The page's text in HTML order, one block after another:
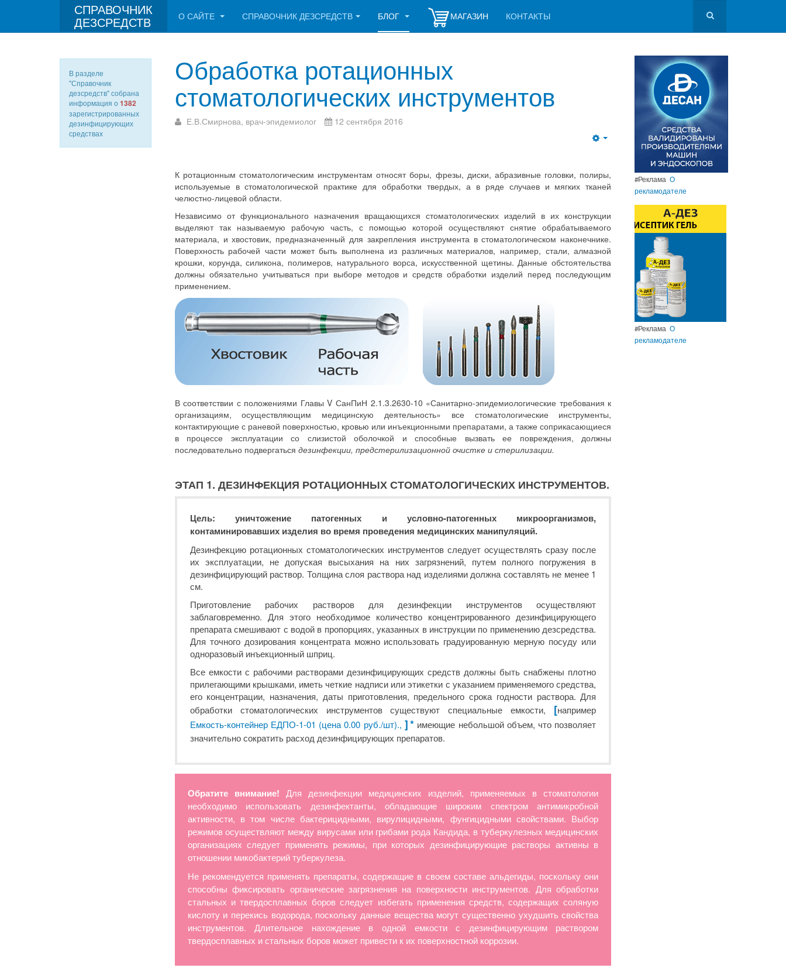
СПРАВОЧНИК
ДЕЗСРЕДСТВ О САЙТЕ СПРАВОЧНИК ДЕЗСРЕДСТВ БЛОГ МАГАЗИН КОНТАКТЫ
Обработка ротационных
стоматологических инструментов
Е.В.Смирнова, врач-эпидемиолог 12 сентября 2016
К ротационным стоматологическим инструментам относят боры, фрезы, диски, абразивные головки, полиры,
используемые в стоматологической практике для обработки твердых, а в ряде случаев и мягких тканей
челюстно-лицевой области.
Независимо от функционального назначения вращающихся стоматологических изделий в их конструкции
выделяют так называемую рабочую часть, с помощью которой осуществляют снятие обрабатываемого
материала, и хвостовик, предназначенный для закрепления инструмента в стоматологическом наконечнике.
Поверхность рабочей части может быть выполнена из различных материалов, например, стали, алмазной
крошки, корунда, силикона, полимеров, натурального ворса, искусственной щетины. Данные обстоятельства
должны обязательно учитываться при выборе методов и средств обработки изделий перед последующим
применением.
В соответствии с положениями Главы V СанПиН 2.1.3.2630-10 «Санитарно-эпидемиологические требования к
организациям, осуществляющим медицинскую деятельность» все стоматологические инструменты,
контактирующие с раневой поверхностью, кровью или инъекционными препаратами, а также соприкасающиеся
в процессе эксплуатации со слизистой оболочкой и способные вызвать ее повреждения, должны
последовательно подвергаться дезинфекции, предстерилизационной очистке и стерилизации.
ЭТАП 1. ДЕЗИНФЕКЦИЯ РОТАЦИОННЫХ СТОМАТОЛОГИЧЕСКИХ ИНСТРУМЕНТОВ.
Цель: уничтожение патогенных и условно-патогенных микроорганизмов,
контаминировавших изделия во время проведения медицинских манипуляций.
Дезинфекцию ротационных стоматологических инструментов следует осуществлять сразу после
их эксплуатации, не допуская высыхания на них загрязнений, путем полного погружения в
дезинфицирующий раствор. Толщина слоя раствора над изделиями должна составлять не менее 1
см.
Приготовление рабочих растворов для дезинфекции инструментов осуществляют
заблаговременно. Для этого необходимое количество концентрированного дезинфицирующего
препарата смешивают с водой в пропорциях, указанных в инструкции по применению дезсредства.
Для точного дозирования концентрата можно использовать градуированную мерную посуду или
одноразовый инъекционный шприц.
Все емкости с рабочими растворами дезинфицирующих средств должны быть снабжены плотно
прилегающими крышками, иметь четкие надписи или этикетки с указанием применяемого средства,
его концентрации, назначения, даты приготовления, предельного срока годности раствора. Для
обработки стоматологических инструментов существуют специальные емкости, [например
Емкость-контейнер ЕДПО-1-01 (цена 0.00 руб./шт)., ]*имеющие небольшой объем, что позволяет
значительно сократить расход дезинфицирующих препаратов.
Обратите внимание! Для дезинфекции медицинских изделий, применяемых в стоматологии
необходимо использовать дезинфектанты, обладающие широким спектром антимикробной
активности, в том числе бактерицидными, вирулицидными, фунгицидными свойствами. Выбор
режимов осуществляют между вирусами или грибами рода Кандида, в туберкулезных медицинских
организациях следует применять режимы, при которых дезинфицирующие растворы активны в
отношении микобактерий туберкулеза.
Не рекомендуется применять препараты, содержащие в своем составе альдегиды, поскольку они
способны фиксировать органические загрязнения на поверхности инструментов. Для обработки
стальных и твердосплавных боров следует избегать применения средств, содержащих соляную
кислоту и перекись водорода, поскольку данные вещества могут существенно ухудшить свойства
инструментов. Длительное нахождение в одной емкости с дезинфицирующим раствором
твердосплавных и стальных боров может привести к их поверхностной коррозии.
В разделе
"Справочник
дезсредств" собрана
информация о 1382
зарегистрированных
дезинфицирующих
средствах
#РекламаО
рекламодателе
#РекламаО
рекламодателе